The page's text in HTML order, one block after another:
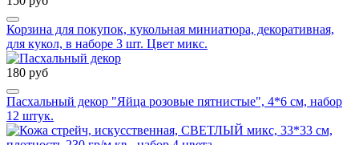
Корзина для покупок, кукольная миниатюра, декоративная,
для кукол, в наборе 3 шт. Цвет микс.
180 руб
Пасхальный декор "Яйца розовые пятнистые", 4*6 см, набор
12 штук.